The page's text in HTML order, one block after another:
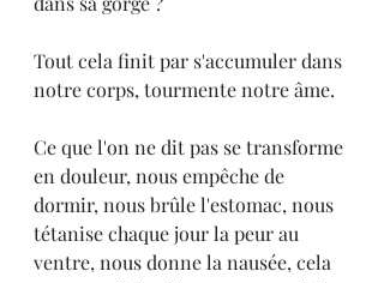
Tout cela finit par s'accumuler dans
notre corps, tourmente notre âme.
Ce que l'on ne dit pas se transforme
en douleur, nous empêche de
dormir, nous brûle l'estomac, nous
tétanise chaque jour la peur au
ventre, nous donne la nausée, cela